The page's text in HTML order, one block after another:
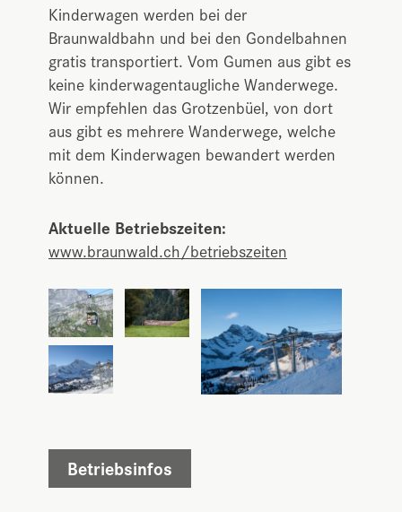
Kinderwagen werden bei der
Braunwaldbahn und bei den Gondelbahnen
gratis transportiert. Vom Gumen aus gibt es
keine kinderwagentaugliche Wanderwege.
Wir empfehlen das Grotzenbüel, von dort
aus gibt es mehrere Wanderwege, welche
mit dem Kinderwagen bewandert werden
können.
Aktuelle Betriebszeiten:
www.braunwald.ch/betriebszeiten
Betriebsinfos